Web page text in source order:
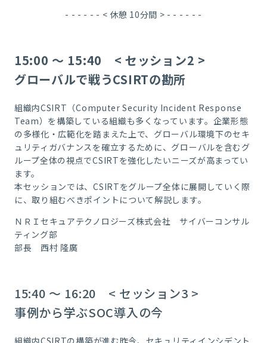
- - - - - - < 休憩 10分間 > - - - - - -
15:00 ～ 15:40 < セッション2 >
グローバルで戦うCSIRTの勘所
組織内CSIRT（Computer Security Incident Response
Team）を構築している組織も多くなっています。企業形態
の多様化・広範化を踏まえた上で、グローバル環境下のセキ
ュリティガバナンスを確立するために、グローバルを含むグ
ループ全体の視点でCSIRTを強化したいニーズが高まってい
ます。
本セッションでは、CSIRTをグループ全体に展開していく際
に、取り組むべきポイントについて解説します。
ＮＲＩセキュアテクノロジーズ株式会社 サイバーコンサル
ティング部
部長 西村 隆廣
15:40 ～ 16:20 < セッション3 >
事例から学ぶSOC導入の今